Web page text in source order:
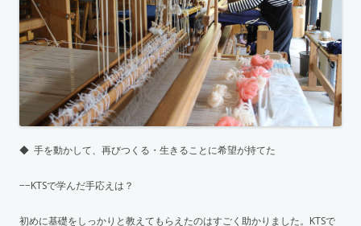
◆ 手を動かして、再びつくる・生きることに希望が持てた
−−KTSで学んだ手応えは？
初めに基礎をしっかりと教えてもらえたのはすごく助かりました。KTSで